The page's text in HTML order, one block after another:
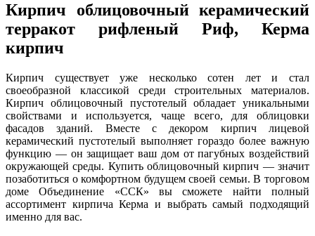
Кирпич облицовочный керамический
терракот рифленый Риф, Керма
кирпич
Кирпич существует уже несколько сотен лет и стал
своеобразной классикой среди строительных материалов.
Кирпич облицовочный пустотелый обладает уникальными
свойствами и используется, чаще всего, для облицовки
фасадов зданий. Вместе с декором кирпич лицевой
керамический пустотелый выполняет гораздо более важную
функцию — он защищает ваш дом от пагубных воздействий
окружающей среды. Купить облицовочный кирпич — значит
позаботиться о комфортном будущем своей семьи. В торговом
доме Объединение «ССК» вы сможете найти полный
ассортимент кирпича Керма и выбрать самый подходящий
именно для вас.